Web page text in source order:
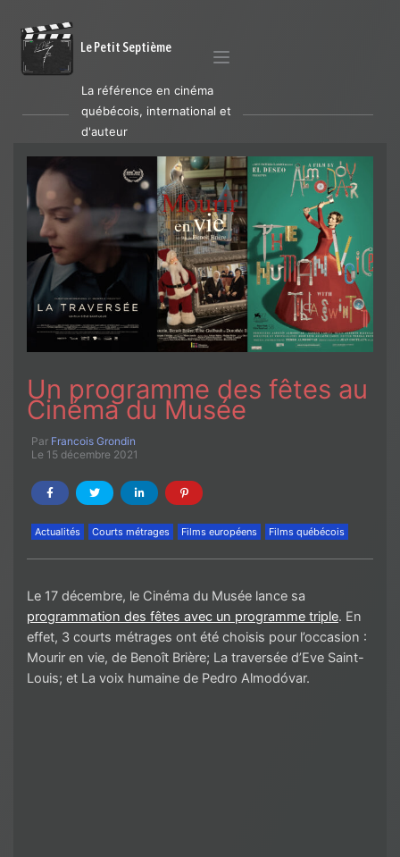
Le Petit Septième
La référence en cinéma
québécois, international et
d'auteur
Un programme des fêtes au
Cinéma du Musée
Par Francois Grondin
Le 15 décembre 2021
Actualités Courts métrages Films européens Films québécois
Le 17 décembre, le Cinéma du Musée lance sa
programmation des fêtes avec un programme triple. En
effet, 3 courts métrages ont été choisis pour l’occasion :
Mourir en vie, de Benoît Brière; La traversée d’Eve Saint-
Louis; et La voix humaine de Pedro Almodóvar.